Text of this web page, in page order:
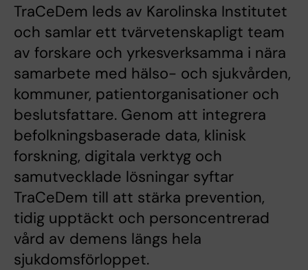
TraCeDem leds av Karolinska Institutet
och samlar ett tvärvetenskapligt team
av forskare och yrkesverksamma i nära
samarbete med hälso- och sjukvården,
kommuner, patientorganisationer och
beslutsfattare. Genom att integrera
befolkningsbaserade data, klinisk
forskning, digitala verktyg och
samutvecklade lösningar syftar
TraCeDem till att stärka prevention,
tidig upptäckt och personcentrerad
vård av demens längs hela
sjukdomsförloppet.